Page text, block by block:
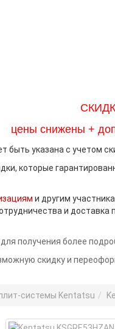
цены снижены +
указана с учетом
которые
и другим
и доставка
получения более
скидку и
системы Kentatsu